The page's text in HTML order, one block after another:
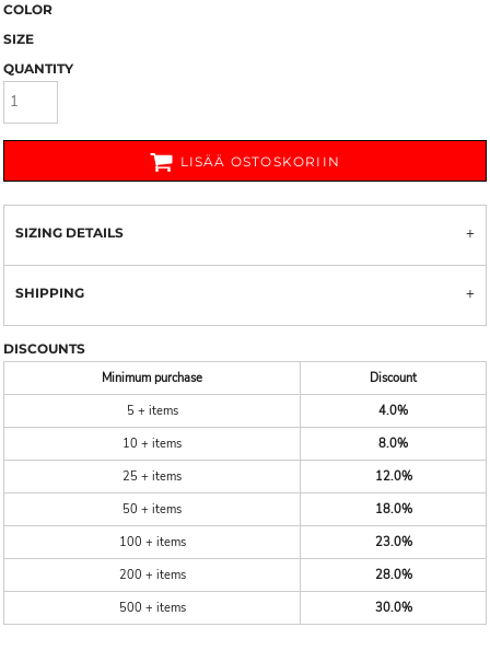
COLOR
SIZE
QUANTITY
LISÄÄ OSTOSKORIIN
SIZING DETAILS
SHIPPING
DISCOUNTS
Minimum purchase
Discount
5 + items
4.0%
10 + items
8.0%
25 + items
12.0%
50 + items
18.0%
100 + items
23.0%
200 + items
28.0%
500 + items
30.0%